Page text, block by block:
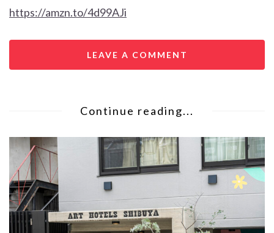
https://amzn.to/4d99AJi
LEAVE A COMMENT
Continue reading...